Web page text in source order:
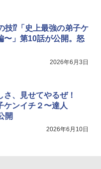
技⁉「史上最強の弟子ケ
〜」第10話が公開。怒
2026年6月3日
、見せてやるぜ！
ケンイチ２〜達人
開
2026年6月10日